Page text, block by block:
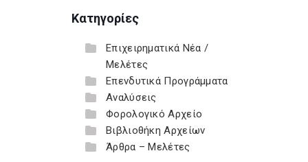
Κατηγορίες
Επιχειρηματικά Νέα /
Μελέτες
Επενδυτικά Προγράμματα
Αναλύσεις
Φορολογικό Αρχείο
Βιβλιοθήκη Αρχείων
Άρθρα – Μελέτες